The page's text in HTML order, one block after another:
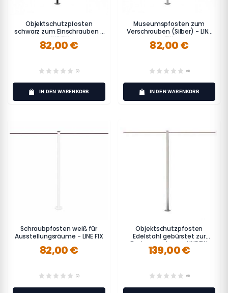
Objektschutzpfosten
schwarz zum Einschrauben -
LINE FIX
82,00 €
(0)
IN DEN WARENKORB
Museumspfosten zum
Verschrauben (Silber) - LINE
FIX
82,00 €
(0)
IN DEN WARENKORB
Schraubpfosten weiß für
Ausstellungsräume - LINE FIX
82,00 €
(0)
Objektschutzpfosten
Edelstahl gebürstet zur
Bodenmontage - LINE FIX
139,00 €
(0)